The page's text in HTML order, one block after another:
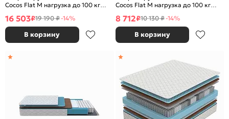
Cocos Flat M нагрузка до 100 кг
16 503₽19 190 ₽-14%
В корзину
Cocos Flat M нагрузка до 100 кг
8 712₽10 130 ₽-14%
В корзину